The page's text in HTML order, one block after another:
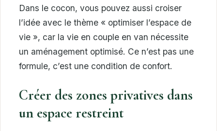
Dans le cocon, vous pouvez aussi croiser
l’idée avec le thème « optimiser l’espace de
vie », car la vie en couple en van nécessite
un aménagement optimisé. Ce n’est pas une
formule, c’est une condition de confort.
Créer des zones privatives dans
un espace restreint